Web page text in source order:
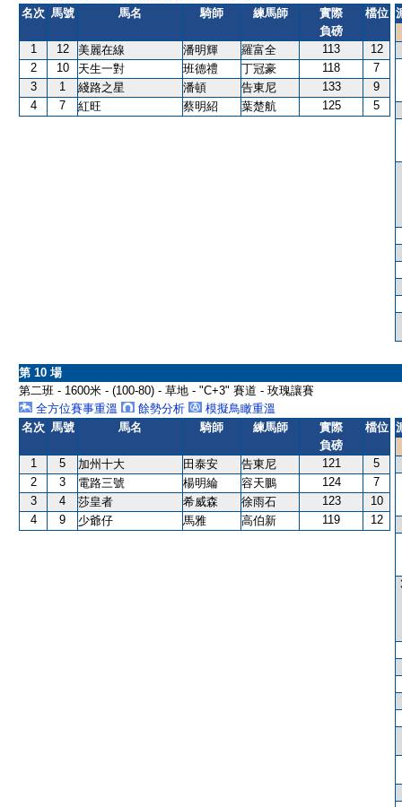
名次 馬號 馬名 騎師 練馬師
實際
負磅
檔位
1 12 美麗在線 潘明輝 羅富全 113
12
2
10 天生一對 班德禮 丁冠豪 118
7
3
1 綫路之星 潘頓 告東尼 133
9
4
7 紅旺 蔡明紹 葉楚航 125 5
第 10 場
第二班 - 1600米 - (100-80) - 草地 - "C+3" 賽道 - 玫瑰讓賽
全方位賽事重溫
餘勢分析
模擬鳥瞰重溫
名次 馬號 馬名 騎師 練馬師
實際
負磅
檔位
1 5 加州十大 田泰安 告東尼 121
5
2
3 電路三號 楊明綸 容天鵬 124
7
3
4 莎皇者 希威森 徐雨石 123
10
4
9 少爺仔 馬雅 高伯新 119 12